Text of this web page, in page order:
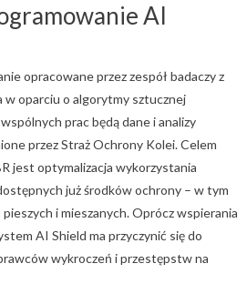
AI
opracowane przez zespół badaczy z
w oparciu o algorytmy sztucznej
prac będą dane i analizy
przez Straż Ochrony Kolei. Celem
jest optymalizacja wykorzystania
już środków ochrony – w tym
i mieszanych. Oprócz wspierania
AI Shield ma przyczynić się do
wykroczeń i przestępstw na